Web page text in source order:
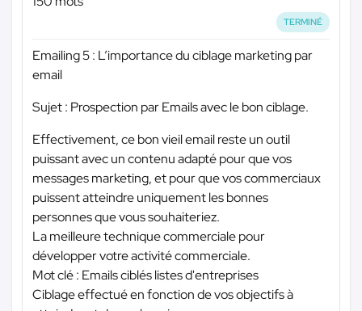
TERMINÉ
Emailing 5 : L’importance du ciblage marketing par
email
Sujet : Prospection par Emails avec le bon ciblage.
Effectivement, ce bon vieil email reste un outil
puissant avec un contenu adapté pour que vos
messages marketing, et pour que vos commerciaux
puissent atteindre uniquement les bonnes
personnes que vous souhaiteriez.
La meilleure technique commerciale pour
développer votre activité commerciale.
Mot clé : Emails ciblés listes d'entreprises
Ciblage effectué en fonction de vos objectifs à